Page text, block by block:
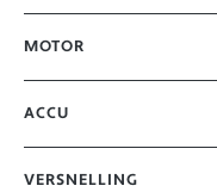
MOTOR
ACCU
VERSNELLING